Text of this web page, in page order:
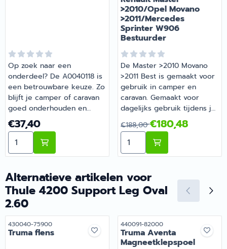
Op zoek naar een
onderdeel? De A0040118 is
een betrouwbare keuze. Zo
blijft je camper of caravan
goed onderhouden en
compleet. Bestel dit
onderdeel eenvoudig online
bij Barsema Recreatie, jouw
recreatiespecialist.
Prijs: 37,40
€37,40
Aantal kiezen voor
>2010/Opel Movano
>2011/Mercedes
Sprinter W906
Bestuurder
De Master >2010 Movano
>2011 Best is gemaakt voor
gebruik in camper en
caravan. Gemaakt voor
dagelijks gebruik tijdens je
vakanties en weekendtrips.
Barsema Recreatie levert
camper-, caravan- en
campingonderdelen met
Van 188,00 voor 180,48
€188,00€180,48
Aantal kiezen voor Fasp
Alternatieve artikelen voor
Thule 4200 Support Leg Oval
2.60
Artikelnummer
430040-75900
Truma flens
Artikelnummer
440091-82000
Truma Aventa
Magneetklepspoel